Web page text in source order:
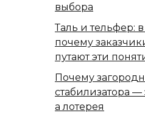
выбора
Таль и тельфер:
почему
путают эти
Почему
стабилизатора
а лотерея